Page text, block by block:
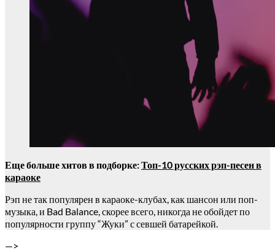
Еще больше хитов в подборке:Топ-10 русских рэп-песен в
караоке
Рэп не так популярен в караоке-клубах, как шансон или поп-
музыка, и Bad Balance, скорее всего, никогда не обойдет по
популярности группу “Жуки” с севшей батарейкой.
—>